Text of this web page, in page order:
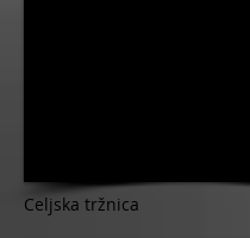
Celjska tržnica